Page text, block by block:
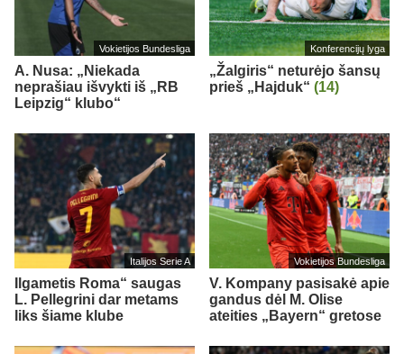
Vokietijos Bundesliga
A. Nusa: „Niekada
neprašiau išvykti iš „RB
Leipzig“ klubo“
Konferencijų lyga
„Žalgiris“ neturėjo šansų
prieš „Hajduk“ (14)
Italijos Serie A
Ilgametis Roma“ saugas
L. Pellegrini dar metams
liks šiame klube
Vokietijos Bundesliga
V. Kompany pasisakė apie
gandus dėl M. Olise
ateities „Bayern“ gretose